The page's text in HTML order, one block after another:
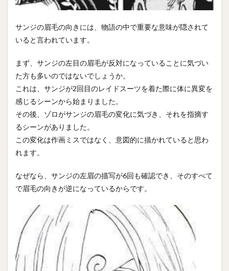
サンジの眉毛の向きには、物語の中で重要な意味が隠されて
いると言われています。
まず、サンジの左目の眉毛が反対になっていることに気づい
た方も多いのではないでしょうか。
これは、サンジが2回目のレイドスーツを着た際に体に異変を
感じるシーンから始まりました。
その後、ゾロがサンジの眉毛の変化に気づき、それを指摘す
るシーンがありました。
この変化は作画ミスではなく、意図的に描かれていると思わ
れます。
なぜなら、サンジの左眉の描写が6回も確認でき、そのすべて
で眉毛の向きが逆になっているからです。